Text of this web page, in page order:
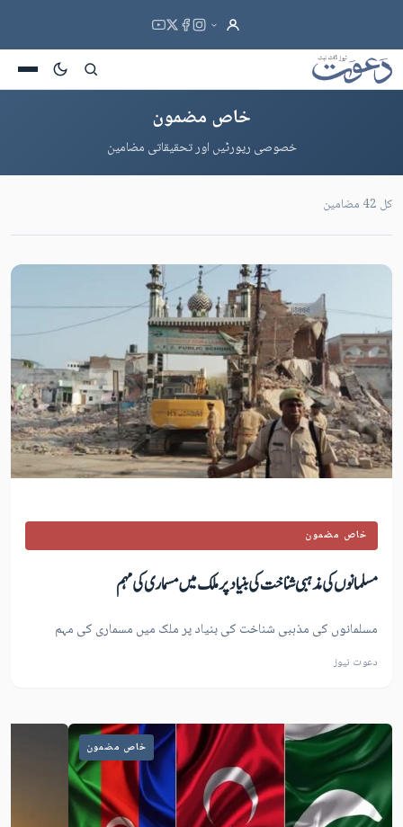
خاص مضمون
خصوصی رپورٹیں اور تحقیقاتی مضامین
کل 42 مضامین
خاص مضمون
مسلمانوں کی مذہبی شناخت کی بنیاد پر ملک میں مسماری کی مہم
مسلمانوں کی مذہبی شناخت کی بنیاد پر ملک میں مسماری کی مہم
دعوت نیوز
خاص مضمون